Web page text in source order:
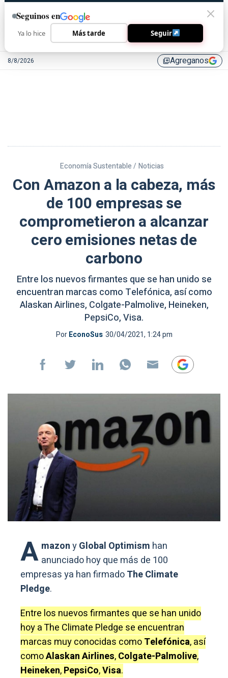
8/8/2026 library_addAgreganos
Economía Sustentable / Noticias
Con Amazon a la cabeza, más
de 100 empresas se
comprometieron a alcanzar
cero emisiones netas de
carbono
Entre los nuevos firmantes que se han unido se
encuentran marcas como Telefónica, así como
Alaskan Airlines, Colgate-Palmolive, Heineken,
PepsiCo, Visa.
PorEconoSus 30/04/2021, 1:24 pm
A mazonyGlobal Optimism han
anunciado hoy que más de 100
empresas ya han firmadoThe Climate
Pledge.
Entre los nuevos firmantes que se han unido
hoy a The Climate Pledge se encuentran
marcas muy conocidas comoTelefónica, así
comoAlaskan Airlines,Colgate-Palmolive,
Heineken,PepsiCo,Visa.
Seguinos en
Ya lo hice Más tarde Seguir